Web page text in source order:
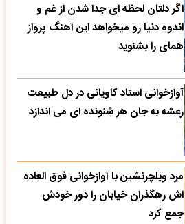
اگر دلتان لحظه ای جدا شدن از غم و
اندوه دنیا رو میخواهد این آهنگ پرواز
همای را بشنوید
آوازخوانی استاد کاویانی در دل طبیعت
رعشه به جان هر شنونده ای می اندازد
مرد ویلچرنشین با آوازخوانی فوق العاده
اش رهگذران خیابان را دور خودش
جمع کرد